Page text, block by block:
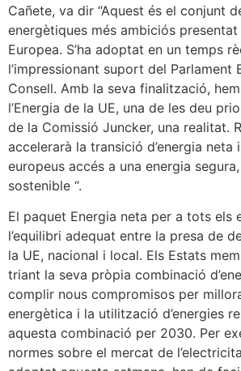
Cañete, va dir “Aquest és el conjunt
energètiques més ambiciós
Europea. S’ha adoptat en un temps
l’impressionant suport del Parlament
Consell. Amb la seva finalització,
l’Energia de la UE, una de les deu
de la Comissió Juncker, una realitat.
accelerarà la transició d’energia
europeus accés a una energia
sostenible “.
El paquet Energia neta per a tots els
l’equilibri adequat entre la presa de
la UE, nacional i local. Els Estats
triant la seva pròpia combinació
complir nous compromisos per
energètica i la utilització d’energies
aquesta combinació per 2030. Per
normes sobre el mercat de